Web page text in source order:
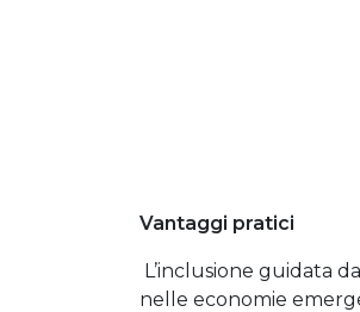
Vantaggi pratici
L’inclusione guidata
nelle economie